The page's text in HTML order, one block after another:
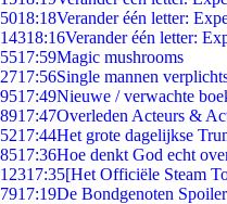
5018:18Verander één letter:
14318:16Verander één letter:
5517:59Magic mushrooms
2717:56Single mannen
9517:49Nieuwe / verwachte
8917:47Overleden Acteurs &
5217:44Het grote dagelijkse
8517:36Hoe denkt God echt
12317:35[Het Officiële Steam
7917:19De Bondgenoten